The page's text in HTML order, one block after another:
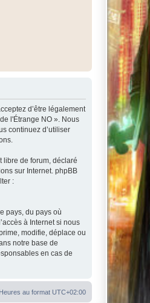
d’être légalement
l'Étrange NO ». Nous
continuez d’utiliser
libre de forum, déclaré
sur Internet. phpBB
:
pays, du pays où
à Internet si nous
modifie, déplace ou
notre base de
en cas de
Heures au format UTC+02:00